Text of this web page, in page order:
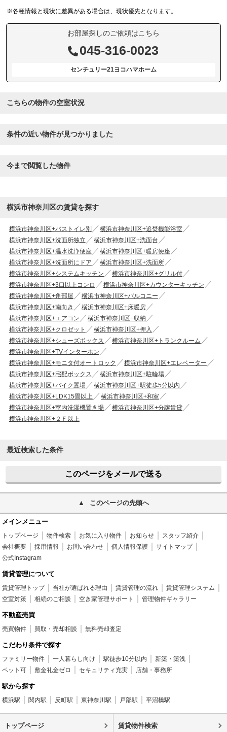
※各種情報と現状に差異がある場合は、現状優先となります。
お部屋探しのご依頼はこちら
045-316-0023
センチュリー21ヨコハマホーム
こちらの物件の空室状況
条件の近い物件が見つかりました
今まで閲覧した物件
横浜市神奈川区の賃貸を探す
横浜市神奈川区+バストイレ別
横浜市神奈川区+追焚機能浴室
横浜市神奈川区+洗面所独立
横浜市神奈川区+洗面台
横浜市神奈川区+温水洗浄便座
横浜市神奈川区+暖房便座
横浜市神奈川区+洗面所にドア
横浜市神奈川区+洗面所
横浜市神奈川区+システムキッチン
横浜市神奈川区+グリル付
横浜市神奈川区+3口以上コンロ
横浜市神奈川区+カウンターキッチン
横浜市神奈川区+角部屋
横浜市神奈川区+バルコニー
横浜市神奈川区+南向き
横浜市神奈川区+床暖房
横浜市神奈川区+エアコン
横浜市神奈川区+収納
横浜市神奈川区+クロゼット
横浜市神奈川区+押入
横浜市神奈川区+シューズボックス
横浜市神奈川区+トランクルーム
横浜市神奈川区+TVインターホン
横浜市神奈川区+モニタ付オートロック
横浜市神奈川区+エレベーター
横浜市神奈川区+宅配ボックス
横浜市神奈川区+駐輪場
横浜市神奈川区+バイク置場
横浜市神奈川区+駅徒歩5分以内
横浜市神奈川区+LDK15畳以上
横浜市神奈川区+和室
横浜市神奈川区+室内洗濯機置き場
横浜市神奈川区+分譲賃貸
横浜市神奈川区+２Ｆ以上
最近検索した条件
このページをメールで送る
このページの先頭へ
メインメニュー
トップページ 物件検索 お気に入り物件 お知らせ
スタッフ紹介
会社概要
採用情報 お問い合わせ 個人情報保護
サイトマップ
公式Instagram
賃貸管理について
賃貸管理トップ 当社が選ばれる理由 賃貸管理の流れ
賃貸管理システム
空室対策
相続のご相談 空き家管理サポート 管理物件ギャラリー
不動産売買
売買物件 買取・売却相談 無料売却査定
こだわり条件で探す
ファミリー物件 一人暮らし向け 駅徒歩10分以内
新築・築浅
ペット可
敷金礼金ゼロ セキュリティ充実 店舗・事務所
駅から探す
横浜駅 関内駅 反町駅 東神奈川駅 戸部駅 平沼橋駅
トップページ 賃貸物件検索